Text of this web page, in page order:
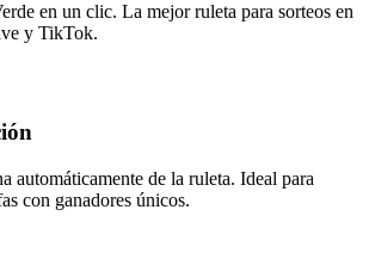
en un clic. La mejor ruleta para sorteos en
y TikTok.
automáticamente de la ruleta. Ideal para
con ganadores únicos.